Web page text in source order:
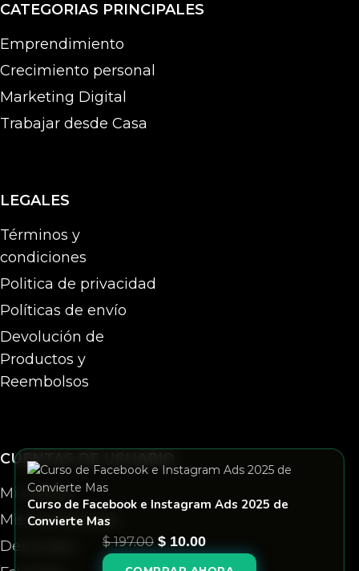
CATEGORIAS PRINCIPALES
Emprendimiento
Crecimiento personal
Marketing Digital
Trabajar desde Casa
LEGALES
Términos y
condiciones
Politica de privacidad
Políticas de envío
Devolución de
Productos y
Reembolsos
CUENTAS DE USUARIO
Mi cuenta
Mis membresias
Descargas
Curso de Facebook e Instagram Ads 2025 de
Convierte Mas
$197.00 $10.00